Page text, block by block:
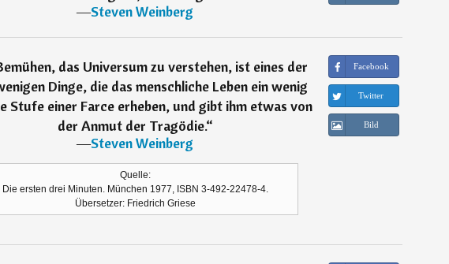
―Steven Weinberg
das Universum zu verstehen, ist eines der
Dinge, die das menschliche Leben ein wenig
Stufe einer Farce erheben, und gibt ihm etwas von
der Anmut der Tragödie.“
―Steven Weinberg
Quelle:
Die ersten drei Minuten. München 1977, ISBN 3-492-22478-4.
Übersetzer: Friedrich Griese
Facebook
Twitter
Bild